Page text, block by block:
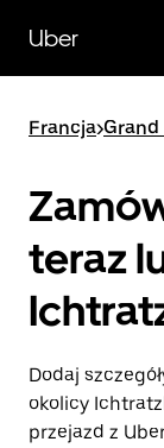
głównej
zawartości
Uber
Francja>Grand
teraz
Dodaj
okolicy
przejazd z